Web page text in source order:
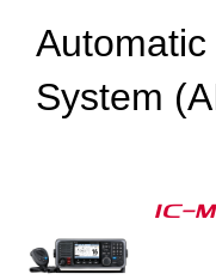
System
IC-